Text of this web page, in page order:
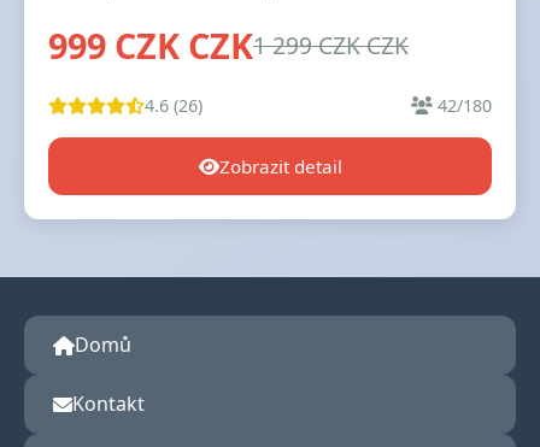
999 CZK CZK1 299 CZK CZK
4.6 (26) 42/180
Zobrazit detail
Domů
Kontakt